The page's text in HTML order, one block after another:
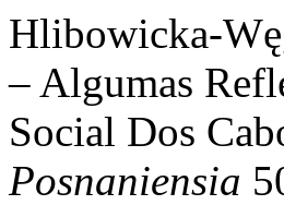
Hlibowicka-
– Algumas
Social Dos
Posnaniensia